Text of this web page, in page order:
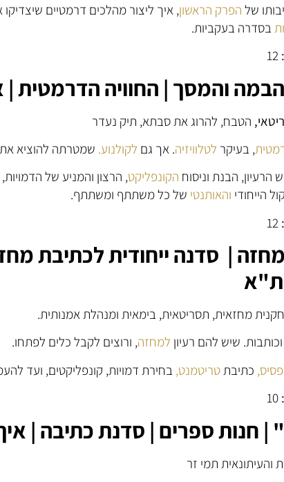
של הפרק הראשון, איך ליצור מהלכים דרמטיים
בסדרה בעקביות.
12
והמסך | החוויה הדרמטית
הטבח, להרוג את סבתא, תיק נעדר
, בעיקר לטלוויזיה. אך גם לקולנוע. שמטרתה להוציא את
הרעיון, הבנת וניסוח הקונפליקט, הרצון והמניע של הדמויות,
הייחודי והאותנטי של כל משתתף ומשתתף.
12
| סדנה ייחודית לכתיבת
ת"א
מחזאית, תסריטאית, בימאית ומנהלת אמנותית.
שיש להם רעיון למחזה, ורוצים לקבל כלים לפתחו.
כתיבתטריטמנט, בחירת דמויות, קונפליקטים, ועד
10
חנות ספרים | סדנת כתיבה |
והעיתונאית תמי זר